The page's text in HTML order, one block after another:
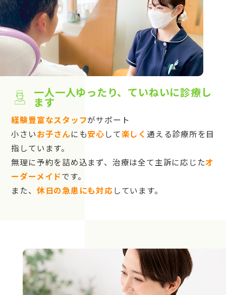
一人一人ゆったり、ていねいに診療し
ます
経験豊富なスタッフがサポート
小さいお子さんにも安心して楽しく 通える診療所を目
指しています。
無理に予約を詰め込まず、治療は全て主訴に応じたオ
ーダーメイドです。
また、 休日の急患にも対応しています。